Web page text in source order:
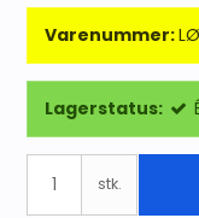
Varenummer:
Lagerstatus:
stk.